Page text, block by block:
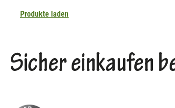
Produkte laden
Sicher einkaufen